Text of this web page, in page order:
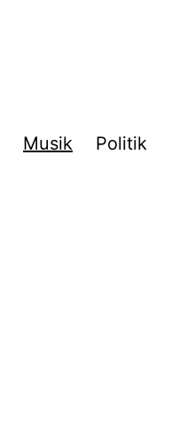
Musik Politik